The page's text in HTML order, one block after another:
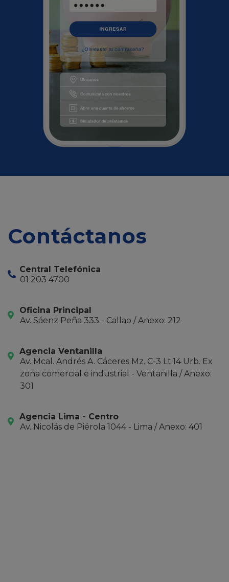
Contáctanos
Central Telefónica
01 203 4700
Oficina Principal
Av. Sáenz Peña 333 - Callao / Anexo: 212
Agencia Ventanilla
Av. Mcal. Andrés A. Cáceres Mz. C-3 Lt.14 Urb. Ex
zona comercial e industrial - Ventanilla / Anexo:
301
Agencia Lima - Centro
Av. Nicolás de Piérola 1044 - Lima / Anexo: 401